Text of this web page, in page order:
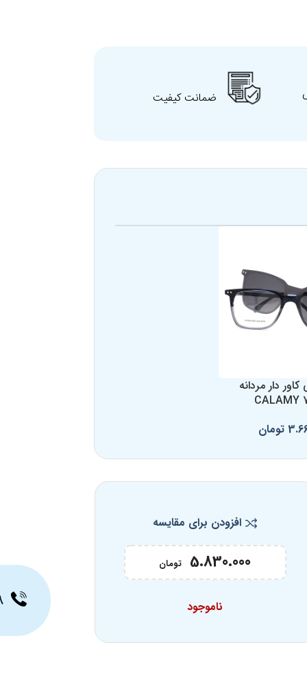
کلاسیک، استایلیش
ضمانت کیفیت
دار مردانه
CALAMY
تومان
افزودن برای مقایسه
5.830.000 تومان
ناموجود